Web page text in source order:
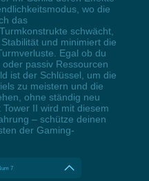
wo die
das
schwächt,
und minimiert die
Egal ob du
passiv Ressourcen
ist der Schlüssel, um die
zu meistern und die
ohne ständig neu
II wird mit diesem
– schütze deinen
der Gaming-
7